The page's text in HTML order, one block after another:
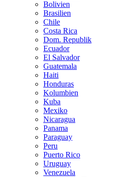
Bolivien
Brasilien
Chile
Costa Rica
Dom. Republik
Ecuador
El Salvador
Guatemala
Haiti
Honduras
Kolumbien
Kuba
Mexiko
Nicaragua
Panama
Paraguay
Peru
Puerto Rico
Uruguay
Venezuela